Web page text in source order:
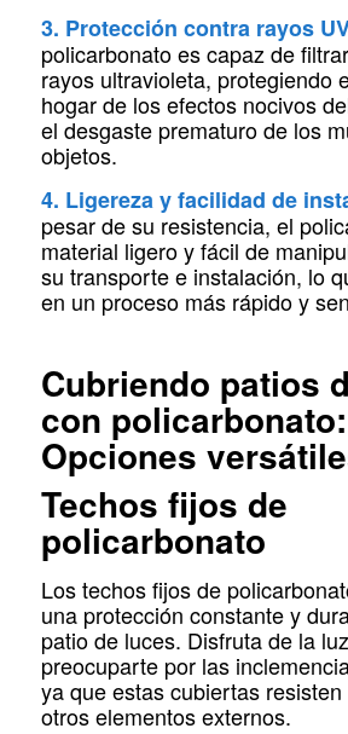
3. Protección contra rayos
policarbonato es capaz de
rayos ultravioleta, protegiendo
hogar de los efectos nocivos
el desgaste prematuro de los
objetos.
4. Ligereza y facilidad de
pesar de su resistencia, el
material ligero y fácil de
su transporte e instalación, lo
en un proceso más rápido y
Cubriendo patios
con policarbonato:
Opciones
Techos fijos de
policarbonato
Los techos fijos de
una protección constante y
patio de luces. Disfruta de la
preocuparte por las
ya que estas cubiertas
otros elementos externos.